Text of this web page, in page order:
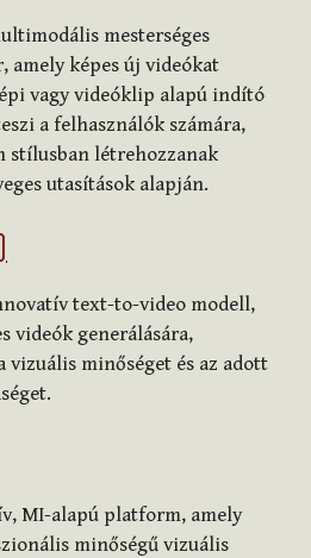
mesterséges
amely képes új videókat
vagy videóklip alapú indító
a felhasználók számára,
stílusban létrehozzanak
utasítások alapján.
text-to-video modell,
videók generálására,
minőséget és az adott
MI-alapú platform, amely
minőségű vizuális